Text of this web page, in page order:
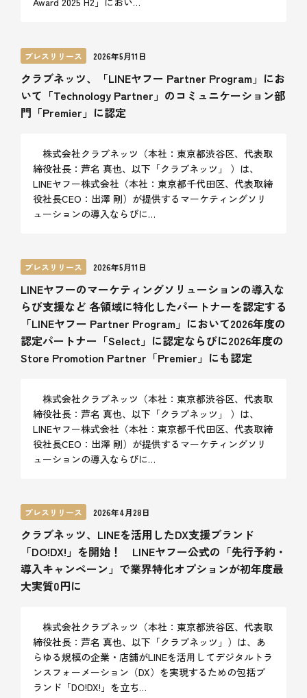
プレスリリース 2026年5月11日
クラブネッツ、「LINEヤフー Partner Program」にお
いて「Technology Partner」のコミュニケーション部
門「Premier」に認定
株式会社クラブネッツ（本社：東京都渋谷区、代表取
締役社長：芦名 真也、以下「クラブネッツ」 ）は、
LINEヤフー株式会社（本社：東京都千代田区、代表取締
役社長CEO：出澤 剛）が提供するマーケティングソリ
ューションの導入ならびに…
プレスリリース 2026年5月11日
LINEヤフーのマーケティングソリューションの導入な
らび支援など 各領域に特化したパートナーを認定する
「LINEヤフー Partner Program」において2026年度の
認定パートナー「Select」に認定ならびに2026年度の
Store Promotion Partner「Premier」にも認定
株式会社クラブネッツ（本社：東京都渋谷区、代表取
締役社長：芦名 真也、以下「クラブネッツ」 ）は、
LINEヤフー株式会社（本社：東京都千代田区、代表取締
役社長CEO：出澤 剛）が提供するマーケティングソリ
ューションの導入ならびに…
プレスリリース 2026年4月28日
クラブネッツ、LINEを活用したDX支援ブランド
「DO!DX!」を開始！ LINEヤフー公式の「先行予約・
導入キャンペーン」で業界特化オプションが初年度最
大実質0円に
株式会社クラブネッツ（本社：東京都渋谷区、代表取
締役社長：芦名 真也、以下「クラブネッツ」）は、あ
らゆる規模の企業・店舗がLINEを活用してデジタルトラ
ンスフォーメーション（DX）を実現するための包括ブ
ランド「DO!DX!」を立ち…